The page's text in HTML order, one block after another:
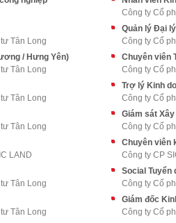
Công ty Cổ
Tân Long
Quản lý Đại lý
Công ty Cổ
/ Hưng Yên)
Tân Long
Chuyên viên
Công ty Cổ
Tân Long
Trợ lý Kinh
Công ty Cổ
Tân Long
Giám sát
Công ty Cổ
LAND
Chuyên viên
Công ty CP
Tân Long
Social Tuyển
Công ty Cổ
Tân Long
Giám đốc
Công ty Cổ